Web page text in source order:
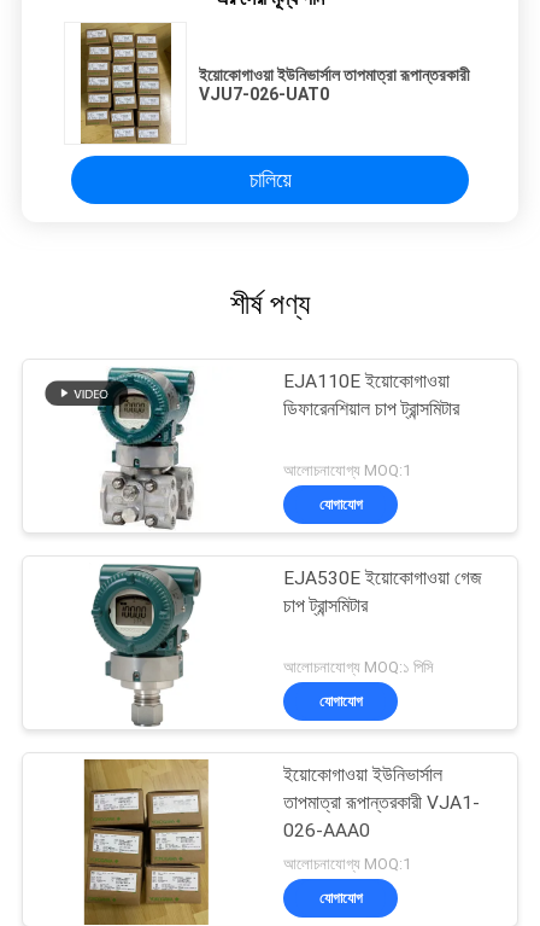
ইয়োকোগাওয়া ইউনিভার্সাল তাপমাত্রা রূপান্তরকারী
VJU7-026-UAT0
চালিয়ে
শীর্ষ পণ্য
EJA110E ইয়োকোগাওয়া
ডিফারেনশিয়াল চাপ ট্রান্সমিটার
আলোচনাযোগ্য MOQ:1
যোগাযোগ
EJA530E ইয়োকোগাওয়া গেজ
চাপ ট্রান্সমিটার
আলোচনাযোগ্য MOQ:১ পিসি
যোগাযোগ
ইয়োকোগাওয়া ইউনিভার্সাল
তাপমাত্রা রূপান্তরকারী VJA1-
026-AAA0
আলোচনাযোগ্য MOQ:1
যোগাযোগ